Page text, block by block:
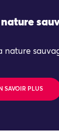
nature
SAVOIR PLUS